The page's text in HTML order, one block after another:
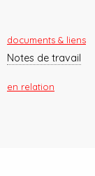
documents & liens
Notes de travail
en relation